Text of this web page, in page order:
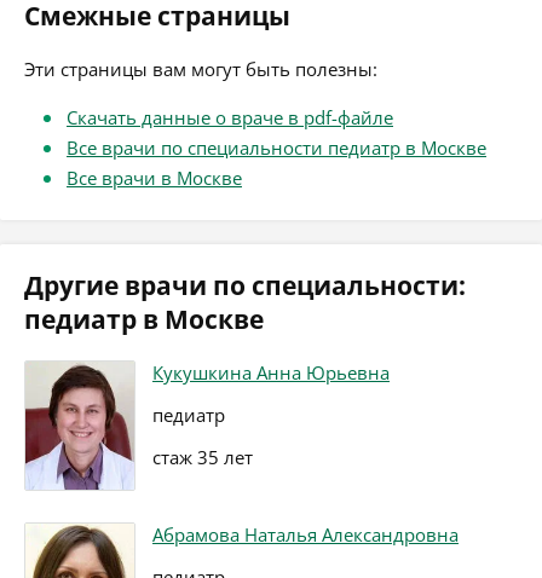
Смежные страницы
Эти страницы вам могут быть полезны:
Скачать данные о враче в pdf-файле
Все врачи по специальности педиатр в Москве
Все врачи в Москве
Другие врачи по специальности:
педиатр в Москве
Кукушкина Анна Юрьевна
педиатр
стаж 35 лет
Абрамова Наталья Александровна